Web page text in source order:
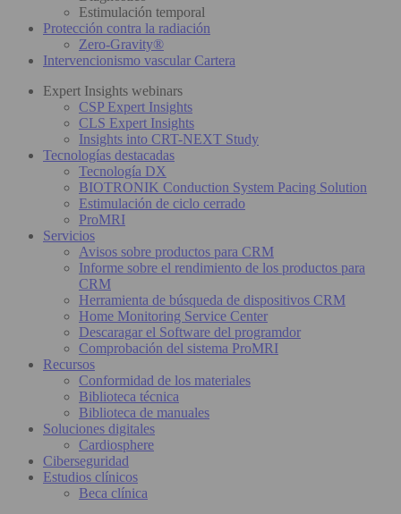
Estimulación temporal
Protección contra la radiación
Zero-Gravity®
Intervencionismo vascular Cartera
Expert Insights webinars
CSP Expert Insights
CLS Expert Insights
Insights into CRT-NEXT Study
Tecnologías destacadas
Tecnología DX
BIOTRONIK Conduction System Pacing Solution
Estimulación de ciclo cerrado
ProMRI
Servicios
Avisos sobre productos para CRM
Informe sobre el rendimiento de los productos para
CRM
Herramienta de búsqueda de dispositivos CRM
Home Monitoring Service Center
Descaragar el Software del programdor
Comprobación del sistema ProMRI
Recursos
Conformidad de los materiales
Biblioteca técnica
Biblioteca de manuales
Soluciones digitales
Cardiosphere
Ciberseguridad
Estudios clínicos
Beca clínica